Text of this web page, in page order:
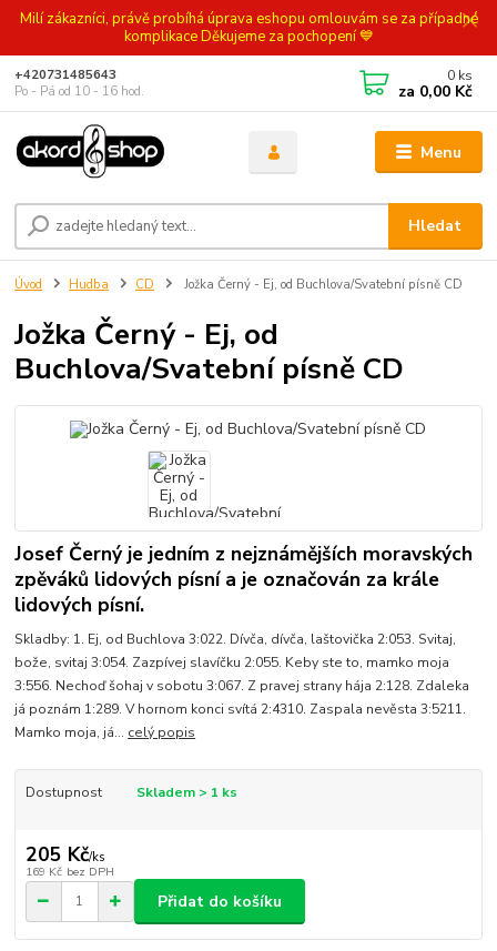
Milí zákazníci, právě probíhá úprava eshopu omlouvám se za případné
komplikace Děkujeme za pochopení 💙
Menu
Hledat
+420731485643
Po - Pá od 10 - 16 hod.
0 ks
za 0,00 Kč
Úvod Hudba CD Jožka Černý - Ej, od Buchlova/Svatební písně CD
Jožka Černý - Ej, od
Buchlova/Svatební písně CD
Josef Černý je jedním z nejznámějších moravských
zpěváků lidových písní a je označován za krále
lidových písní.
Skladby: 1. Ej, od Buchlova 3:022. Dívča, dívča, laštovička 2:053. Svitaj,
bože, svitaj 3:054. Zazpívej slavíčku 2:055. Keby ste to, mamko moja
3:556. Nechoď šohaj v sobotu 3:067. Z pravej strany hája 2:128. Zdaleka
já poznám 1:289. V hornom konci svítá 2:4310. Zaspala nevěsta 3:5211.
Mamko moja, já... celý popis
Dostupnost Skladem > 1 ks
205 Kč/ks
169 Kč bez DPH
Přidat do košíku